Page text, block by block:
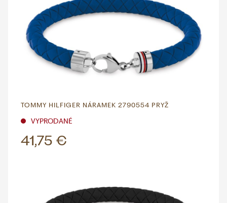
TOMMY HILFIGER NÁRAMEK 2790554 PRYŽ
VYPRODANÉ
41,75 €